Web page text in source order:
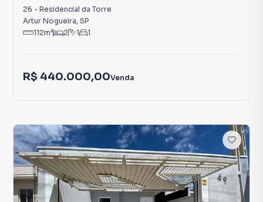
26 - Residencial da Torre
Artur Nogueira, SP
112m² 2 1 1
R$ 440.000,00Venda